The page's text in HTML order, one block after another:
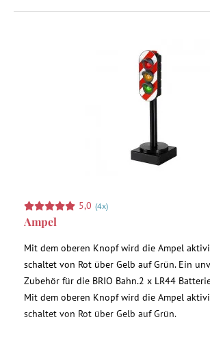
5,0 (4x)
Ampel
Mit dem oberen Knopf wird die Ampel
schaltet von Rot über Gelb auf Grün. Ein
Zubehör für die BRIO Bahn.2 x LR44
Mit dem oberen Knopf wird die Ampel
schaltet von Rot über Gelb auf Grün.